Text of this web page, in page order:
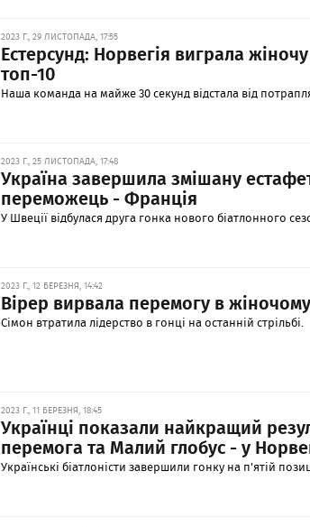
2023 Г., 29 ЛИСТОПАДА, 17:55
Естерсунд: Норвегія виграла
топ-10
Наша команда на майже 30 секунд відстала від
2023 Г., 25 ЛИСТОПАДА, 17:48
Україна завершила змішану
переможець - Франція
У Швеції відбулася друга гонка нового біатлонного
2023 Г., 12 БЕРЕЗНЯ, 14:42
Вірер вирвала перемогу в жіночому
Сімон втратила лідерство в гонці на останній стрільбі.
2023 Г., 11 БЕРЕЗНЯ, 18:45
Українці показали найкращий
перемога та Малий глобус - у
Українські біатлоністи завершили гонку на п'ятій